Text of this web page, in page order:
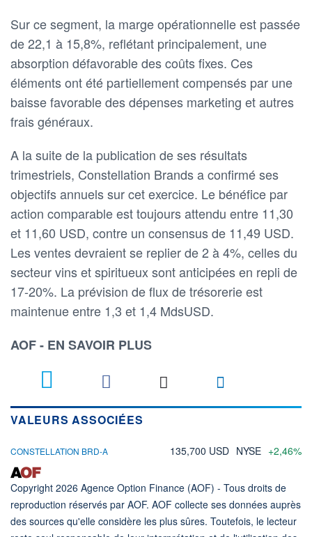
Sur ce segment, la marge opérationnelle est passée
de 22,1 à 15,8%, reflétant principalement, une
absorption défavorable des coûts fixes. Ces
éléments ont été partiellement compensés par une
baisse favorable des dépenses marketing et autres
frais généraux.
A la suite de la publication de ses résultats
trimestriels, Constellation Brands a confirmé ses
objectifs annuels sur cet exercice. Le bénéfice par
action comparable est toujours attendu entre 11,30
et 11,60 USD, contre un consensus de 11,49 USD.
Les ventes devraient se replier de 2 à 4%, celles du
secteur vins et spiritueux sont anticipées en repli de
17-20%. La prévision de flux de trésorerie est
maintenue entre 1,3 et 1,4 MdsUSD.
AOF - EN SAVOIR PLUS
VALEURS ASSOCIÉES
CONSTELLATION BRD-A 135,700 USD NYSE +2,46%
Copyright 2026 Agence Option Finance (AOF) - Tous droits de
reproduction réservés par AOF. AOF collecte ses données auprès
des sources qu'elle considère les plus sûres. Toutefois, le lecteur